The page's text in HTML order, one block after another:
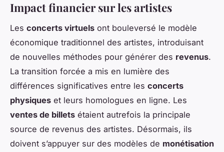
Impact financier sur les artistes
Les concerts virtuels ont bouleversé le modèle
économique traditionnel des artistes, introduisant
de nouvelles méthodes pour générer des revenus.
La transition forcée a mis en lumière des
différences significatives entre les concerts
physiques et leurs homologues en ligne. Les
ventes de billets étaient autrefois la principale
source de revenus des artistes. Désormais, ils
doivent s’appuyer sur des modèles de monétisation